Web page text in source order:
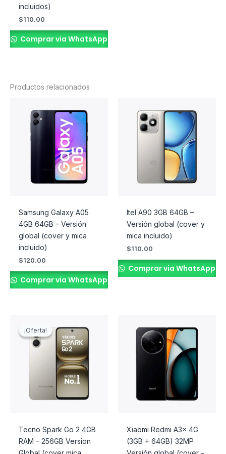
incluidos)
$110.00
Comprar via WhatsApp
Productos relacionados
Samsung Galaxy A05
4GB 64GB – Versión
global (cover y mica
incluido)
$120.00
Comprar via WhatsApp
Itel A90 3GB 64GB –
Versión global (cover y
mica incluido)
$110.00
Comprar via WhatsApp
¡Oferta!
¡Oferta!
Tecno Spark Go 2 4GB
RAM – 256GB Version
precio
original
$145.00.
precio
actual
es:
$140.00.
Xiaomi Redmi A3x 4G
(3GB + 64GB) 32MP